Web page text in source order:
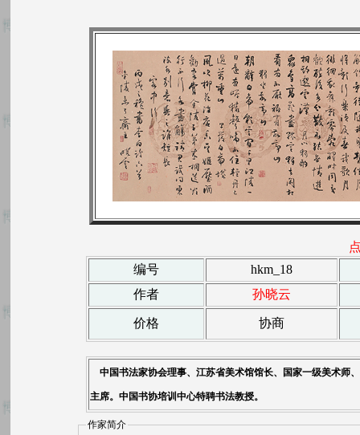
编号
hkm_18
作者
孙晓云
价格 协商
中国书法家协会理事、江苏省美术馆馆长、国家一级美术师
主席。中国书协培训中心特聘书法教授。
作家简介